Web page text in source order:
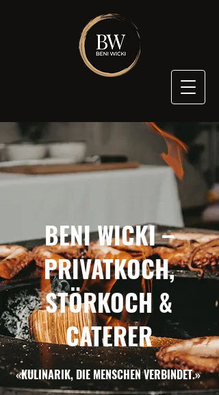
BENI WICKI –
PRIVATKOCH,
STÖRKOCH &
CATERER
«KULINARIK, DIE MENSCHEN VERBINDET.»